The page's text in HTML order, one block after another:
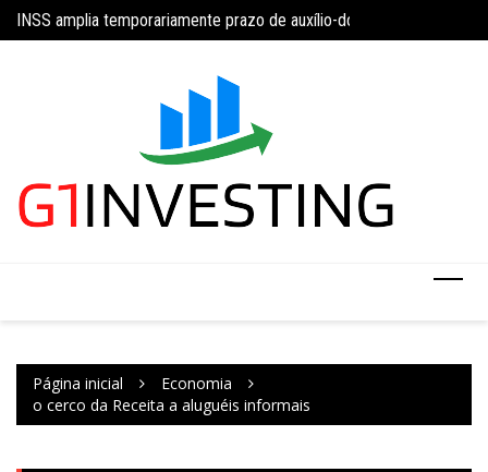
para
5×2 com limite de 40 horas semanais
INSS amplia temporariamente prazo de auxílio-doença sem perícia;
Página inicial
Economia
o cerco da Receita a aluguéis informais